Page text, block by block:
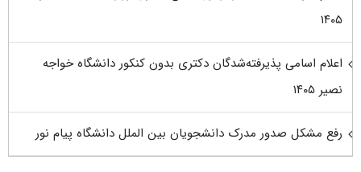
۱۴۰۵
اعلام اسامی پذیرفته‌شدگان دکتری بدون کنکور دانشگاه خواجه
نصیر ۱۴۰۵
رفع مشکل صدور مدرک دانشجویان بین الملل دانشگاه پیام نور